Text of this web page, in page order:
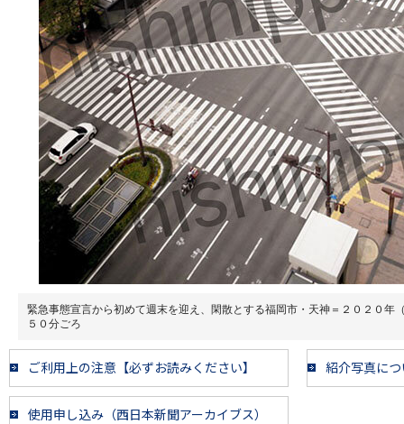
緊急事態宣言から初めて週末を迎え、閑散とする福岡市・天神＝２０２０年
５０分ごろ
ご利用上の注意【必ずお読みください】 紹介写真に
使用申し込み（西日本新聞アーカイブス）